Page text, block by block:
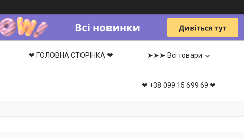
❤ ГОЛОВНА СТОРІНКА ❤ ➤➤➤ Всі товари
❤ +38 099 15 699 69 ❤